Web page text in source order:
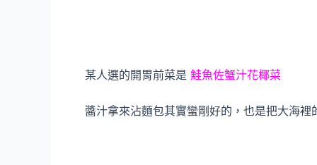
某人選的開胃前菜是 鮭魚佐蟹汁花椰菜
醬汁拿來沾麵包其實蠻剛好的，也是把大海裡